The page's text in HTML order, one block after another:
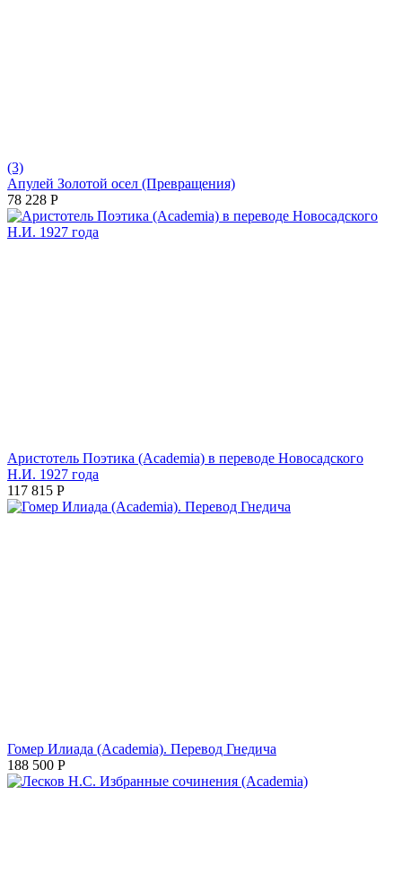
(3)
Апулей Золотой осел (Превращения)
78 228 Р
Аристотель Поэтика (Academia) в переводе Новосадского
Н.И. 1927 года
117 815 Р
Гомер Илиада (Academia). Перевод Гнедича
188 500 Р